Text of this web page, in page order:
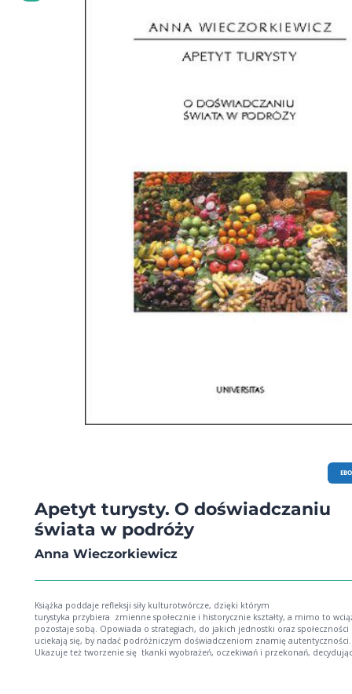
nierzadko inspirowały autorów i autorki do podjęcia własnych badań nad
Apetyt turysty. O doświadczaniu
świata w podróży
Anna Wieczorkiewicz
Książka poddaje refleksji siły kulturotwórcze, dzięki którym
turystyka przybiera zmienne społecznie i historycznie kształty, a mimo to
pozostaje sobą. Opowiada o strategiach, do jakich jednostki oraz społeczności
uciekają się, by nadać podróżniczym doświadczeniom znamię autentyczności.
Ukazuje też tworzenie się tkanki wyobrażeń, oczekiwań i przekonań,